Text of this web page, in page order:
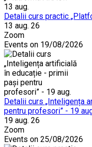
Detalii curs practic
13 aug. 26
Zoom
Events on 19/08/2026
Detalii curs „Inteligența
pentru profesori” - 19
19 aug. 26
Zoom
Events on 25/08/2026